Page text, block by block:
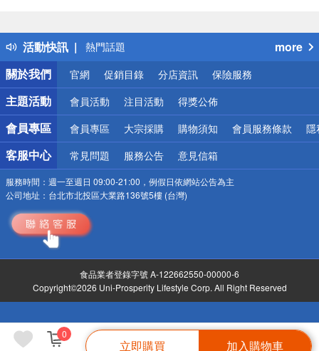
0
立即購買 加入購物車
活動快訊
得獎公告
熱門話題
銀行優惠
偏遠地區配送
詐騙網頁！請小心！
more
關於我們
官網 促銷目錄 分店資訊 保險服務
主題活動 會員活動 注目活動 得獎公佈
會員專區 會員專區 大宗採購 購物須知 會員服務條款 隱
客服中心 常見問題 服務公告 意見信箱
服務時間： 週一至週日 09:00-21:00，例假日依網站公告為主
公司地址： 台北市北投區大業路136號5樓 (台灣)
食品業者登錄字號 A-122662550-00000-6
Copyright©2026 Uni-Prosperity Lifestyle Corp. All Right Reserved